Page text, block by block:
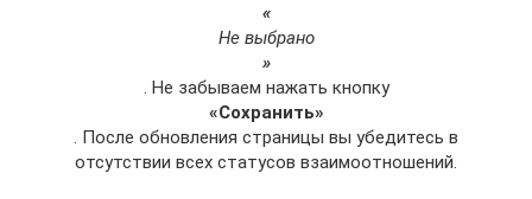
«
Не выбрано
»
. Не забываем нажать кнопку
«Сохранить»
. После обновления страницы вы убедитесь в
отсутствии всех статусов взаимоотношений.